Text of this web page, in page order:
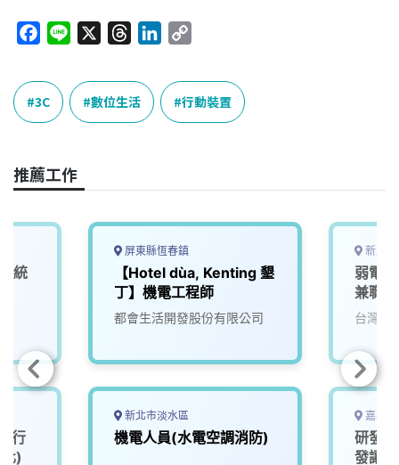
c
e
b
o
k
e
r
e
a
k
e
n
p
y
L
k
3C 數位生活 行動裝置
推薦工作
統
(行
)
屏東縣恆春鎮
【Hotel dùa, Kenting 墾
丁】機電工程師
都會生活開發股份有限公司
新北市淡水區
機電人員(水電空調消防)
新北
弱電
兼職)
過6小
台灣寶
嘉義
研發
發讓